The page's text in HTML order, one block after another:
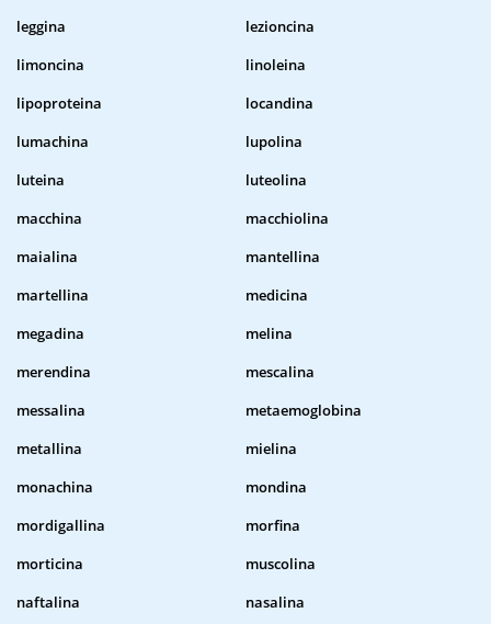
leggina
lezioncina
limoncina
linoleina
lipoproteina
locandina
lumachina
lupolina
luteina
luteolina
macchina
macchiolina
maialina
mantellina
martellina
medicina
megadina
melina
merendina
mescalina
messalina
metaemoglobina
metallina
mielina
monachina
mondina
mordigallina
morfina
morticina
muscolina
naftalina
nasalina